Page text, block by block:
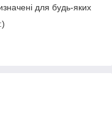
для будь-яких